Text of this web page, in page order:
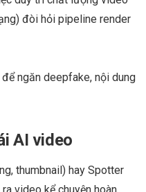
đòi hỏi pipeline render
ngăn deepfake, nội dung
AI video
thumbnail) hay Spotter